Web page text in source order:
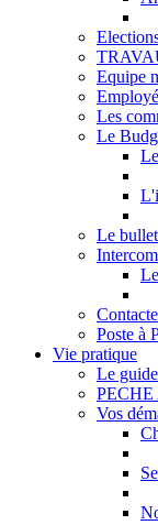
Equipe
Les
Le
Le
Poste à
Vie pratique
Le
Vos